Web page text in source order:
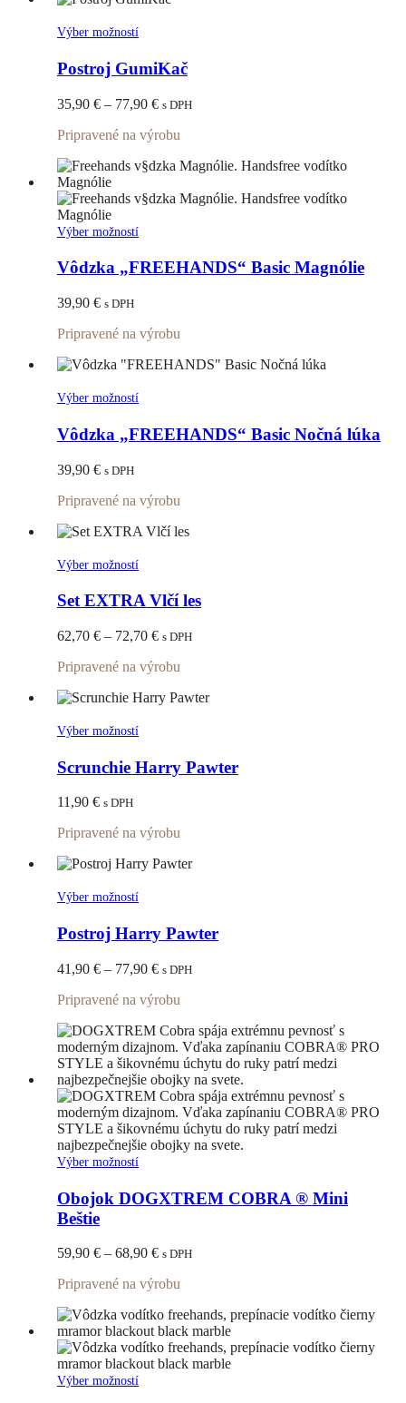
stránke
Výber možnostíTento
má
viacero
variantov.
Možnosti
môžete
vybrať
na
stránke
produktu.
Postroj GumiKač
35,90 € – 77,90 €Price
35,90 €
77,90 €
s DPH
Pripravené na výrobu
Výber možnostíTento
má
viacero
si
môžete
vybrať
stránke
Vôdzka „FREEHANDS“ Basic Magnólie
39,90 € s DPH
Pripravené na výrobu
Výber možnostíTento
má
viacero
môžete
vybrať
stránke
produktu.
Vôdzka „FREEHANDS“ Basic Nočná lúka
39,90 € s DPH
Pripravené na výrobu
Výber možnostíTento
má
viacero
variantov.
Možnosti
si
môžete
vybrať
stránke
Set EXTRA Vlčí les
62,70 € – 72,70 €Price
62,70 €
72,70 €
s DPH
Pripravené na výrobu
Výber možnostíTento
má
viacero
si
môžete
vybrať
na
stránke
Scrunchie Harry Pawter
11,90 € s DPH
Pripravené na výrobu
Výber možnostíTento
má
viacero
variantov.
Možnosti
si
môžete
vybrať
na
stránke
produktu.
Postroj Harry Pawter
41,90 € – 77,90 €Price
41,90 €
77,90 €
s DPH
Pripravené na výrobu
Výber možnostíTento
má
viacero
si
môžete
vybrať
na
stránke
produktu.
Obojok DOGXTREM COBRA ® Mini
Beštie
59,90 € – 68,90 €Price
59,90 €
68,90 €
s DPH
Pripravené na výrobu
Výber možnostíTento